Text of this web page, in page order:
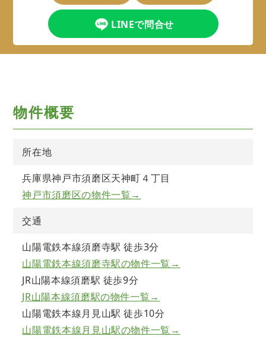
LINEで問合せ
物件概要
所在地
兵庫県神戸市須磨区天神町４丁目
神戸市須磨区の物件一覧→
交通
山陽電鉄本線須磨寺駅 徒歩3分
山陽電鉄本線須磨寺駅の物件一覧→
JR山陽本線須磨駅 徒歩9分
JR山陽本線須磨駅の物件一覧→
山陽電鉄本線月見山駅 徒歩10分
山陽電鉄本線月見山駅の物件一覧→